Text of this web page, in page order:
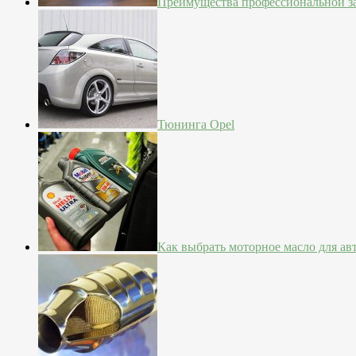
Тюнинга Opel
Как выбрать моторное масло для